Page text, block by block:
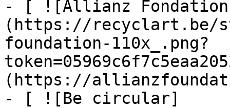
- [ ![Allianz
(https://recyclart.be/
foundation-110x_.png?
(https://
- [ ![Be circular]